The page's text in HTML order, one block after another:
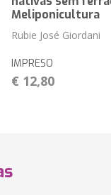
Meliponicultura
Rubie José Giordani
IMPRESO
€ 12,80